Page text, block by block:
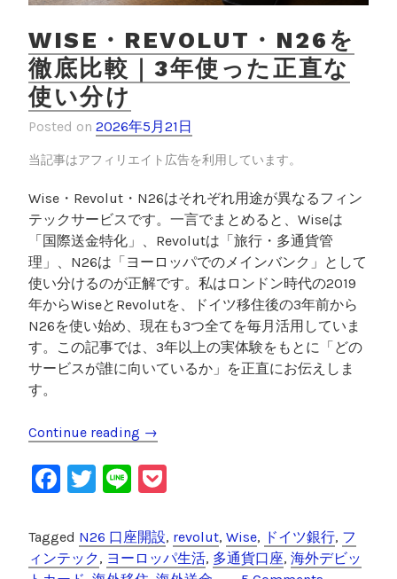
WISE・REVOLUT・N26を
徹底比較｜3年使った正直な
使い分け
Posted on 2026年5月21日
当記事はアフィリエイト広告を利用しています。
Wise・Revolut・N26はそれぞれ用途が異なるフィン
テックサービスです。一言でまとめると、Wiseは
「国際送金特化」、Revolutは「旅行・多通貨管
理」、N26は「ヨーロッパでのメインバンク」として
使い分けるのが正解です。私はロンドン時代の2019
年からWiseとRevolutを、ドイツ移住後の3年前から
N26を使い始め、現在も3つ全てを毎月活用していま
す。この記事では、3年以上の実体験をもとに「どの
サービスが誰に向いているか」を正直にお伝えしま
す。
Continue reading “
i
s
・
R
→
F
c
e
T
tt
er
Li
e
c
k
Tagged N26 口座開設, revolut, Wise, ドイツ銀行, フ
ィンテック, ヨーロッパ生活, 多通貨口座, 海外デビッ